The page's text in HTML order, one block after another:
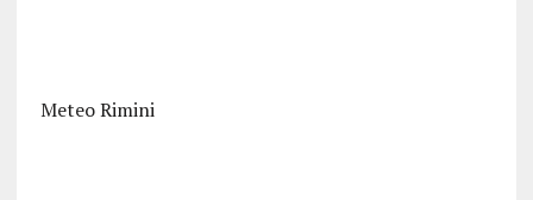
Meteo Rimini